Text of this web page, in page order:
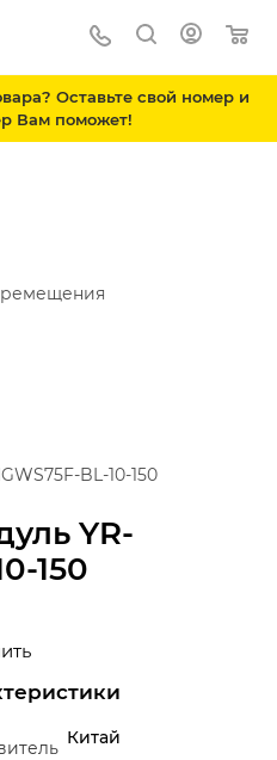
Оставьте свой номер и
Вам поможет!
YR-
150
BL-10-150
Китай